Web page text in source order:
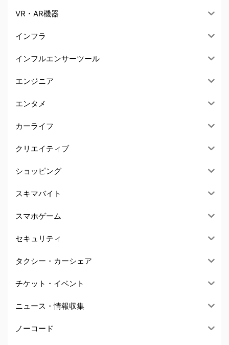
VR・AR機器
インフラ
インフルエンサーツール
エンジニア
エンタメ
カーライフ
クリエイティブ
ショッピング
スキマバイト
スマホゲーム
セキュリティ
タクシー・カーシェア
チケット・イベント
ニュース・情報収集
ノーコード